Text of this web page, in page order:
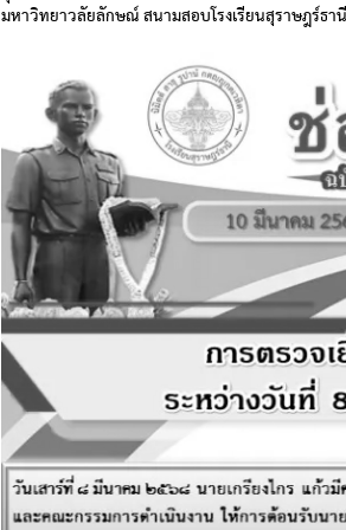
มหาวิทยาวลัยลักษณ์ สนามสอบโรงเรียนสุราษฎร์ธ